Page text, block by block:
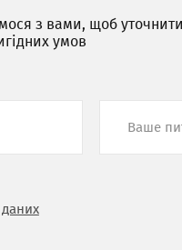
з вами, щоб уточнити
умов